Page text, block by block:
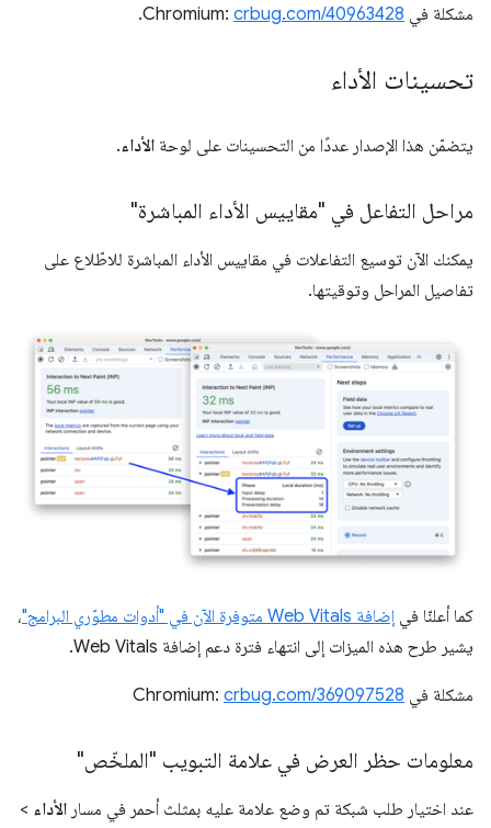
مشكلة في Chromium: crbug.com/40963428
.
تحسينات الأداء
يتضمّن هذا الإصدار عددًا من التحسينات على لوحة الأداء.
مراحل التفاعل في "مقاييس الأداء المباشرة"
يمكنك الآن توسيع التفاعلات في مقاييس الأداء المباشرة للاطّلاع على
تفاصيل المراحل وتوقيتها.
كما أعلنّا في إضافة Web Vitals متوفرة الآن في "أدوات مطوّري البرامج"
،
يشير طرح هذه الميزات إلى انتهاء فترة دعم إضافة Web Vitals.
مشكلة في Chromium: crbug.com/369097528
معلومات حظر العرض في علامة التبويب "الملخّص"
عند اختيار طلب شبكة تم وضع علامة عليه بمثلث أحمر في مسار الأداء >